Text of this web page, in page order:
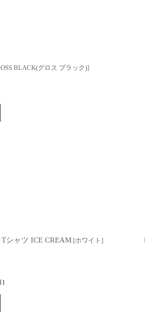
BLACK(グロス ブラック)]
Tシャツ ICE CREAM [ホワイト ]
]